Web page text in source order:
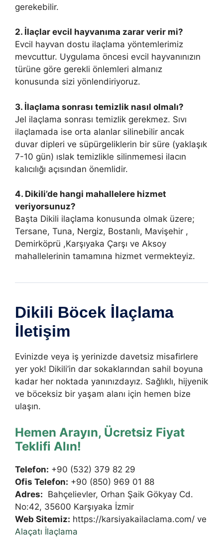
gerekebilir.
2. İlaçlar evcil hayvanıma zarar verir mi?
Evcil hayvan dostu ilaçlama yöntemlerimiz
mevcuttur. Uygulama öncesi evcil hayvanınızın
türüne göre gerekli önlemleri almanız
konusunda sizi yönlendiriyoruz.
3. İlaçlama sonrası temizlik nasıl olmalı?
Jel ilaçlama sonrası temizlik gerekmez. Sıvı
ilaçlamada ise orta alanlar silinebilir ancak
duvar dipleri ve süpürgeliklerin bir süre (yaklaşık
7-10 gün) ıslak temizlikle silinmemesi ilacın
kalıcılığı açısından önemlidir.
4. Dikili’de hangi mahallelere hizmet
veriyorsunuz?
Başta Dikili ilaçlama konusunda olmak üzere;
Tersane, Tuna, Nergiz, Bostanlı, Mavişehir ,
Demirköprü ,Karşıyaka Çarşı ve Aksoy
mahallelerinin tamamına hizmet vermekteyiz.
Dikili Böcek İlaçlama
İletişim
Evinizde veya iş yerinizde davetsiz misafirlere
yer yok! Dikili’in dar sokaklarından sahil boyuna
kadar her noktada yanınızdayız. Sağlıklı, hijyenik
ve böceksiz bir yaşam alanı için hemen bize
ulaşın.
Hemen Arayın, Ücretsiz Fiyat
Teklifi Alın!
Telefon: +90 (532) 379 82 29
Ofis Telefon: +90 (850) 969 01 88
Adres: Bahçelievler, Orhan Şaik Gökyay Cd.
No:42, 35600 Karşıyaka İzmir
Web Sitemiz: https://karsiyakailaclama.com/ ve
Alaçatı İlaçlama